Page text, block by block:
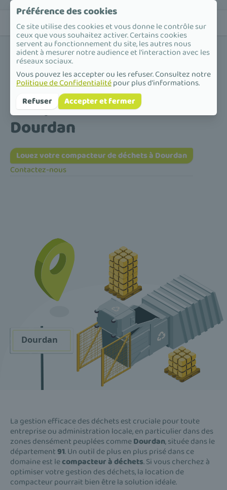
Accueil /Compacteur de déchets /Île-de-France /Essonne /Dourdan
Compacteur de déchets à
Dourdan
Louez votre compacteur de déchets à Dourdan
Contactez-nous
La gestion efficace des déchets est cruciale pour toute
entreprise ou administration locale, en particulier dans des
zones densément peuplées commeDourdan, située dans le
département91. Un outil de plus en plus prisé dans ce
domaine est lecompacteur à déchets. Si vous cherchez à
optimiser votre gestion des déchets, la location de
compacteur pourrait bien être la solution idéale.
Préférence des cookies
Ce site utilise des cookies et vous donne le contrôle sur
ceux que vous souhaitez activer. Certains cookies
servent au fonctionnement du site, les autres nous
aident à mesurer notre audience et l'interaction avec les
réseaux sociaux.
Vous pouvez les accepter ou les refuser. Consultez notre
Politique de Confidentialitépour plus d'informations.
Refuser
Accepter et fermer